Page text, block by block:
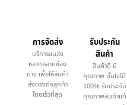
การจัดส่ง
บริการขนส่ง
หลากหลายช่อง
ทาง เพื่อให้สินค้า
ส่งตรงถึงลูกค้า
โดยเร็วที่สุด
รับประกัน
สินค้า
สินค้าดี มี
คุณภาพ มั่นใจได้
100% รับประกัน
คุณภาพสินค้าแท้